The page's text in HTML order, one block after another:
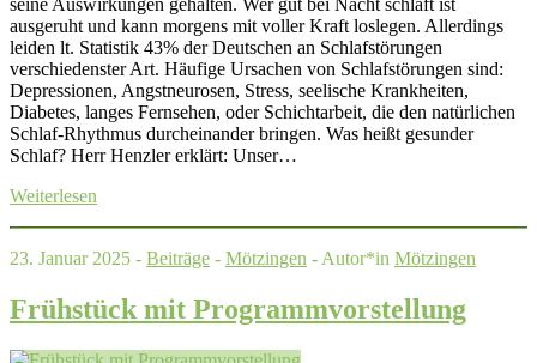
seine Auswirkungen gehalten. Wer gut bei Nacht schläft ist
ausgeruht und kann morgens mit voller Kraft loslegen. Allerdings
leiden lt. Statistik 43% der Deutschen an Schlafstörungen
verschiedenster Art. Häufige Ursachen von Schlafstörungen sind:
Depressionen, Angstneurosen, Stress, seelische Krankheiten,
Diabetes, langes Fernsehen, oder Schichtarbeit, die den natürlichen
Schlaf-Rhythmus durcheinander bringen. Was heißt gesunder
Schlaf? Herr Henzler erklärt: Unser…
Weiterlesen
23. Januar 2025 - Beiträge - Mötzingen - Autor*in Mötzingen
Frühstück mit Programmvorstellung